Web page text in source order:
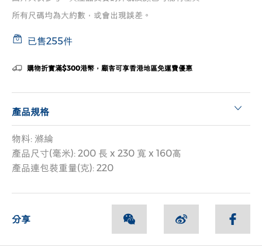
所有尺碼均為大約數，或會出現誤差。
已售255件
購物折實滿$300港幣，顧客可享香港地區免運費優惠
產品規格
物料: 滌綸
產品尺寸(毫米): 200 長 x 230 寬 x 160高
產品連包裝重量(克): 220
分享